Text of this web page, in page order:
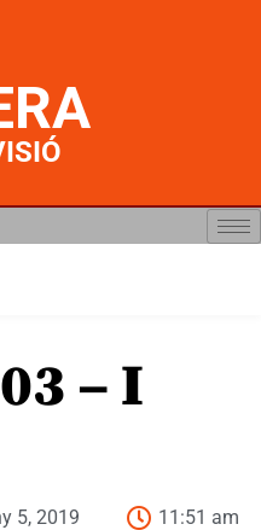
– I
5, 2019 11:51 am